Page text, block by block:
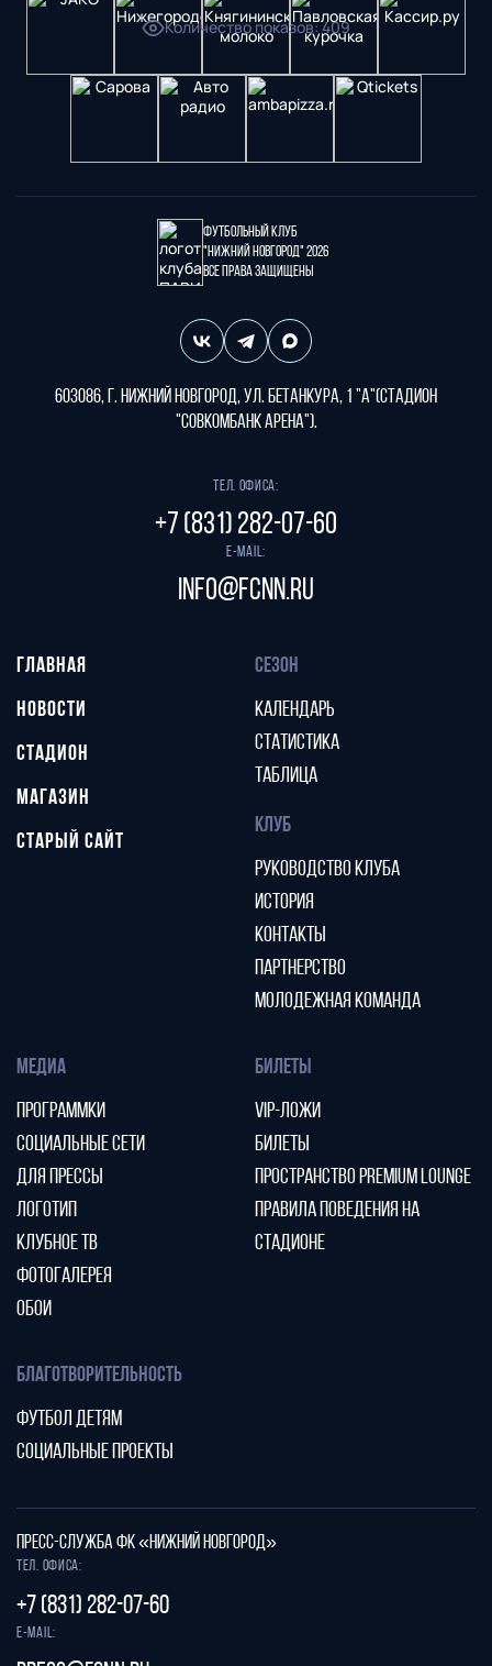
Количество показов:409
Футбольный клуб
"Нижний Новгород" 2026
Все права защищены
603086, г. Нижний Новгород, ул. Бетанкура, 1 "А"(стадион
"СОВКОМБАНК АРЕНА").
Тел. офиса:
+7 (831) 282-07-60
E-mail:
info@fcnn.ru
ГЛАВНАЯ
НОВОСТИ
СТАДИОН
МАГАЗИН
СТАРЫЙ САЙТ
СЕЗОН
КАЛЕНДАРЬ
СТАТИСТИКА
ТАБЛИЦА
КЛУБ
РУКОВОДСТВО КЛУБА
ИСТОРИЯ
КОНТАКТЫ
ПАРТНЕРСТВО
МОЛОДЕЖНАЯ КОМАНДА
МЕДИА
ПРОГРАММКИ
СОЦИАЛЬНЫЕ СЕТИ
ДЛЯ ПРЕССЫ
ЛОГОТИП
КЛУБНОЕ ТВ
ФОТОГАЛЕРЕЯ
ОБОИ
БИЛЕТЫ
VIP-ЛОЖИ
БИЛЕТЫ
ПРОСТРАНСТВО PREMIUM LOUNGE
ПРАВИЛА ПОВЕДЕНИЯ НА
СТАДИОНЕ
БЛАГОТВОРИТЕЛЬНОСТЬ
ФУТБОЛ ДЕТЯМ
СОЦИАЛЬНЫЕ ПРОЕКТЫ
ПРЕСС-СЛУЖБА ФК «НИЖНИЙ НОВГОРОД»
Тел. офиса:
+7 (831) 282-07-60
E-mail: